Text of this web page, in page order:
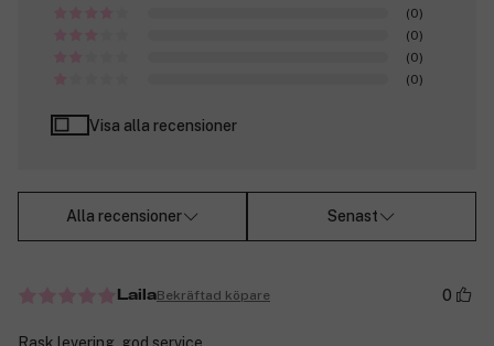
(0)
(0)
(0)
(0)
Visa alla recensioner
Alla recensioner Senast
LailaBekräftad köpare 0